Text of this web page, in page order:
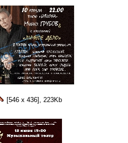
[546 x 436], 223Kb